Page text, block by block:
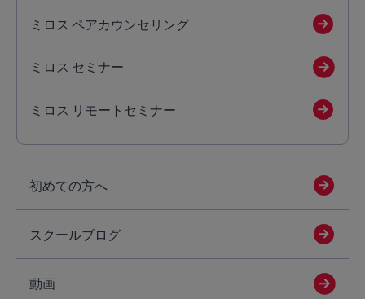
ミロス ペアカウンセリング
ミロス セミナー
ミロス リモートセミナー
初めての方へ
スクールブログ
動画